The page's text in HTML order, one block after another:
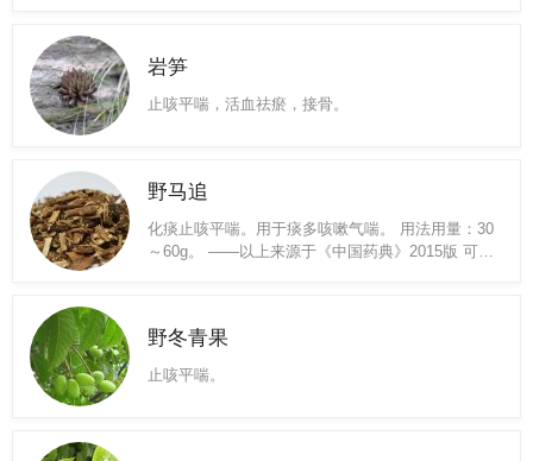
岩笋
止咳平喘，活血祛瘀，接骨。
野马追
化痰止咳平喘。用于痰多咳嗽气喘。 用法用量：30
～60g。 ——以上来源于《中国药典》2015版 可清
野冬青果
止咳平喘。